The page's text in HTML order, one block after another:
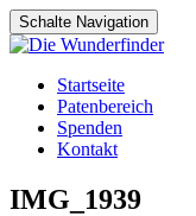
Schalte Navigation
Zum
Inhalt
springen
Startseite
Patenbereich
Spenden
Kontakt
IMG_1939